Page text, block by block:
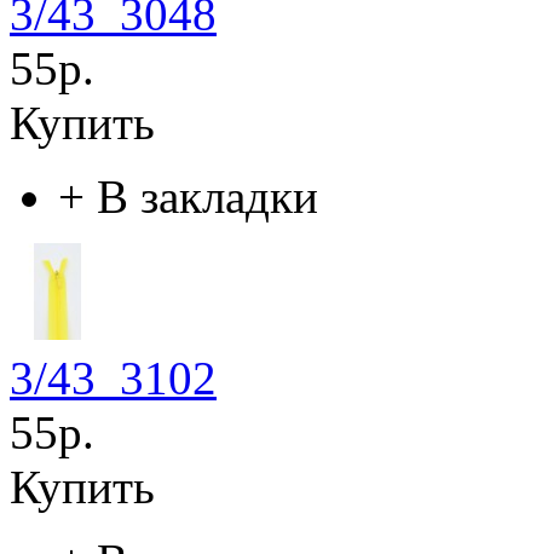
3/43_3048
55р.
Купить
+ В закладки
3/43_3102
55р.
Купить